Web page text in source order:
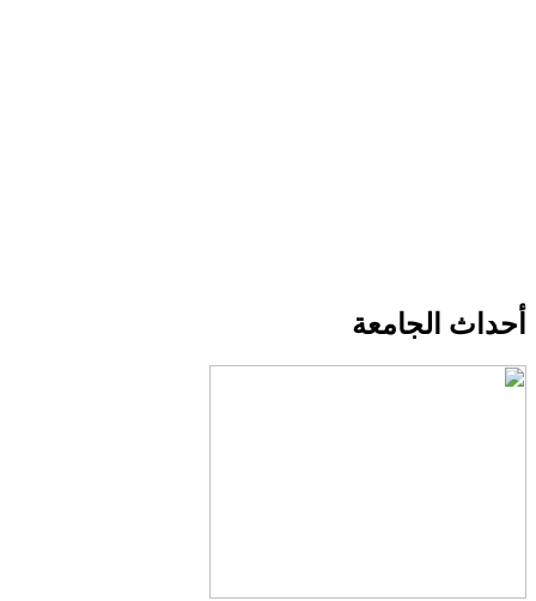
أحداث الجامعة